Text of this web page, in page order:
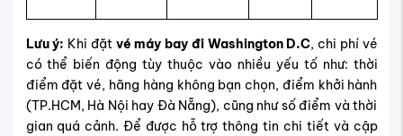
Lưu ý: Khi đặt vé máy bay đi Washington D.C, chi phí vé
có thể biến động tùy thuộc vào nhiều yếu tố như: thời
điểm đặt vé, hãng hàng không bạn chọn, điểm khởi hành
(TP.HCM, Hà Nội hay Đà Nẵng), cũng như số điểm và thời
gian quá cảnh. Để được hỗ trợ thông tin chi tiết và cập